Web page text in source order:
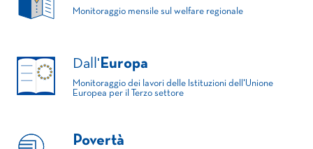
Monitoraggio mensile sul welfare regionale
Dall' Europa
Monitoraggio dei lavori delle Istituzioni dell'Unione
Europea per il Terzo settore
Povertà